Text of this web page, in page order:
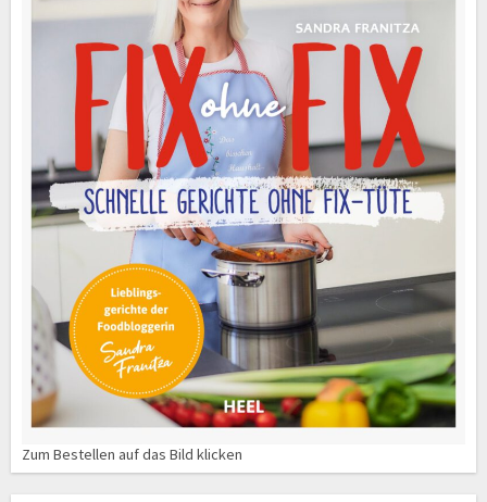
Zum Bestellen auf das Bild klicken